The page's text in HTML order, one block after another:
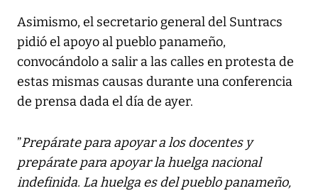
Asimismo, el secretario general del Suntracs
pidió el apoyo al pueblo panameño,
convocándolo a salir a las calles en protesta de
estas mismas causas durante una conferencia
de prensa dada el día de ayer.
”Prepárate para apoyar a los docentes y
prepárate para apoyar la huelga nacional
indefinida. La huelga es del pueblo panameño,